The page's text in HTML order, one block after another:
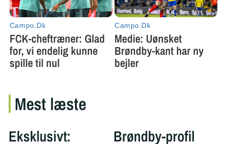
Mest læste
Eksklusivt: Brøndby-profil